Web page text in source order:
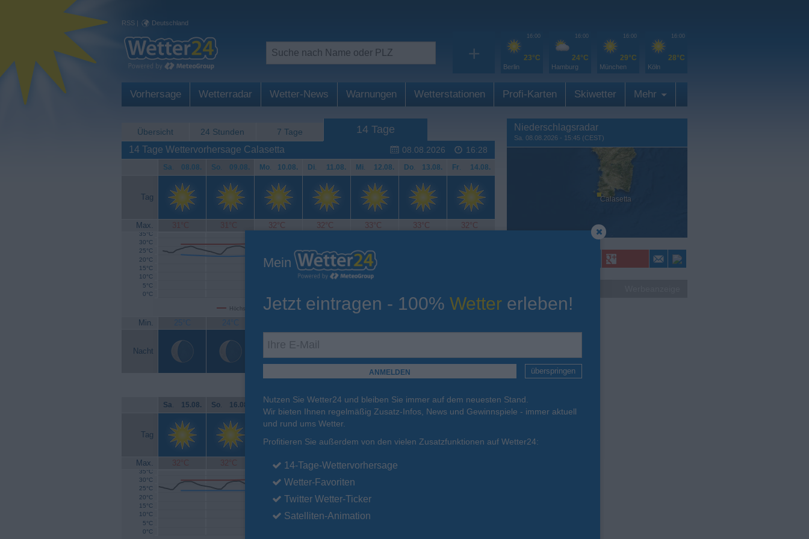
RSS | Deutschland
+
16:00
23°C
Berlin
16:00
24°C
Hamburg
16:00
29°C
München
16:00
28°C
Köln
Vorhersage Wetterradar Wetter-News Warnungen Wetterstationen Profi-Karten Skiwetter Mehr
Übersicht 24 Stunden 7 Tage 14 Tage
08.08.2026 16:28
14 Tage Wettervorhersage Calasetta
Sa. 08.08. So. 09.08. Mo. 10.08. Di. 11.08. Mi. 12.08. Do. 13.08. Fr. 14.08.
Tag
Max. 31°C 31°C 32°C 32°C 33°C 33°C 32°C
Höchsttemperatur Tiefsttemperatur Aktuelle Temperatur
0°C
5°C
10°C
15°C
20°C
25°C
30°C
35°C
Min. 25°C 24°C
Nacht
Sa. 15.08. So. 16.08. Mo. 17.08. Di . 18.08. Mi. 19.08. Do. 20.08. Fr . 21.08.
Tag
Max. 32°C 32°C 33°C 31°C 31°C
0°C
5°C
10°C
15°C
20°C
25°C
30°C
35°C
Niederschlagsradar
Sa. 08.08.2026 - 15:45 (CEST)
Calasetta
Mein
Jetzt eintragen - 100% Wetter erleben!
überspringen
Nutzen Sie Wetter24 und bleiben Sie immer auf dem neuesten Stand.
Wir bieten Ihnen regelmäßig Zusatz-Infos, News und Gewinnspiele - immer aktuell
und rund ums Wetter.
Profitieren Sie außerdem von den vielen Zusatzfunktionen auf Wetter24:
14-Tage-Wettervorhersage
Wetter-Favoriten
Twitter Wetter-Ticker
Satelliten-Animation